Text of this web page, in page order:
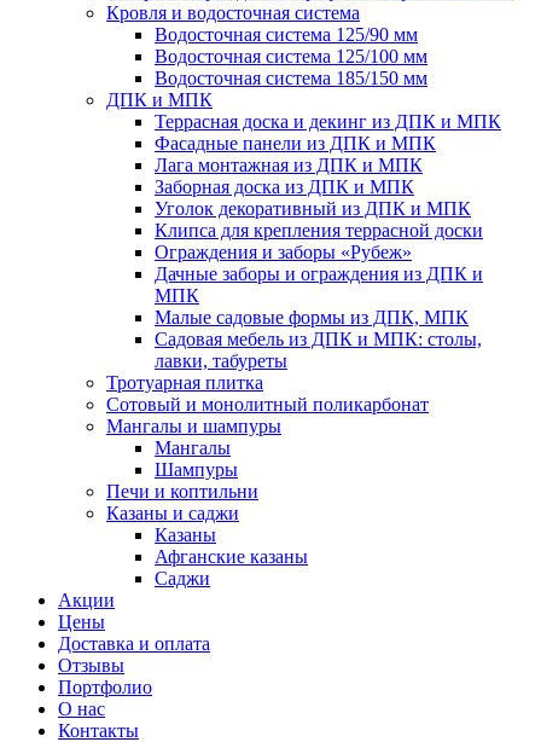
Кровля и водосточная система
Водосточная система 125/90 мм
Водосточная система 125/100 мм
Водосточная система 185/150 мм
ДПК и МПК
Террасная доска и декинг из ДПК и МПК
Фасадные панели из ДПК и МПК
Лага монтажная из ДПК и МПК
Заборная доска из ДПК и МПК
Уголок декоративный из ДПК и МПК
Клипса для крепления террасной доски
Ограждения и заборы «Рубеж»
Дачные заборы и ограждения из ДПК и
МПК
Малые садовые формы из ДПК, МПК
Садовая мебель из ДПК и МПК: столы,
лавки, табуреты
Тротуарная плитка
Сотовый и монолитный поликарбонат
Мангалы и шампуры
Мангалы
Шампуры
Печи и коптильни
Казаны и саджи
Казаны
Афганские казаны
Саджи
Акции
Цены
Доставка и оплата
Отзывы
Портфолио
О нас
Контакты